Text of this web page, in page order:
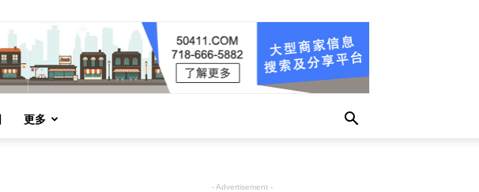
更多
- Advertisement -